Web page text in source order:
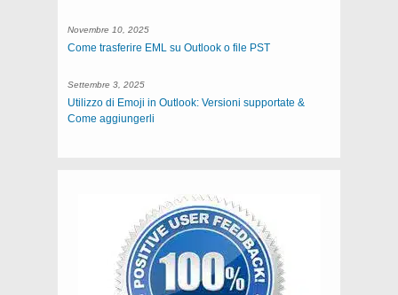
Novembre 10, 2025
Come trasferire EML su Outlook o file PST
Settembre 3, 2025
Utilizzo di Emoji in Outlook: Versioni supportate &
Come aggiungerli